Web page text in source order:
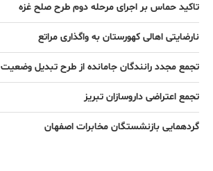
تاکید حماس بر اجرای مرحله دوم طرح صلح غزه
نارضایتی اهالی کهورستان به واگذاری مراتع
تجمع مجدد رانندگان جامانده از طرح تبدیل وضعیت
تجمع اعتراضی داروسازان تبریز
گردهمایی بازنشستگان مخابرات اصفهان